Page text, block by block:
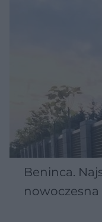
Beninca.